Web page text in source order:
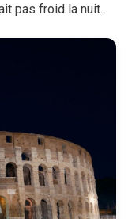
pas froid la nuit.